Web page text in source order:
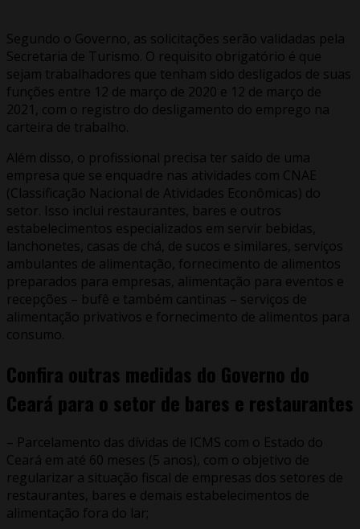
Segundo o Governo, as solicitações serão validadas pela
Secretaria de Turismo. O requisito obrigatório é que
sejam trabalhadores que tenham sido desligados de suas
funções entre 12 de março de 2020 e 12 de março de
2021, com o registro do desligamento do emprego na
carteira de trabalho.
Além disso, o profissional precisa ter saído de uma
empresa que se enquadre nas atividades com CNAE
(Classificação Nacional de Atividades Econômicas) do
setor. Isso inclui restaurantes, bares e outros
estabelecimentos especializados em servir bebidas,
lanchonetes, casas de chá, de sucos e similares, serviços
ambulantes de alimentação, fornecimento de alimentos
preparados para empresas, alimentação para eventos e
recepções – bufê e também cantinas – serviços de
alimentação privativos e fornecimento de alimentos para
consumo.
Confira outras medidas do Governo do
Ceará para o setor de bares e restaurantes
– Parcelamento das dívidas de ICMS com o Estado do
Ceará em até 60 meses (5 anos), com o objetivo de
regularizar a situação fiscal de empresas dos setores de
restaurantes, bares e demais estabelecimentos de
alimentação fora do lar;